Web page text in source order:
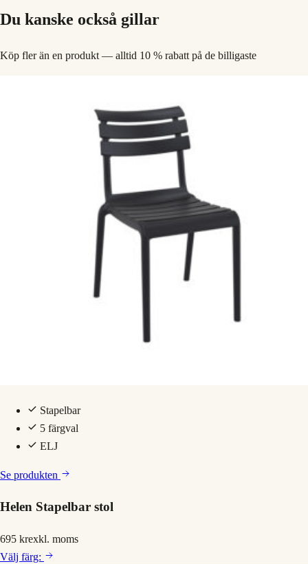
Du kanske också gillar
Köp fler än en produkt — alltid 10 % rabatt på de billigaste
Stapelbar
5 färgval
ELJ
Se produkten
Helen Stapelbar stol
695 krexkl. moms
Välj färg: